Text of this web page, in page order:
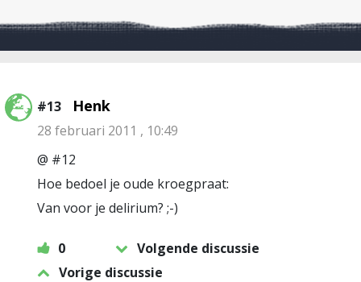
#13 Henk
28 februari 2011 , 10:49
@ #12
Hoe bedoel je oude kroegpraat:
Van voor je delirium? ;-)
0
Volgende discussie
Vorige discussie